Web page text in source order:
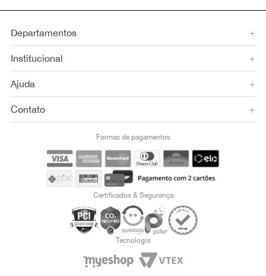
Departamentos +
Institucional +
Ajuda +
Contato +
Formas de pagamentos
Certificados & Segurança
Tecnologia